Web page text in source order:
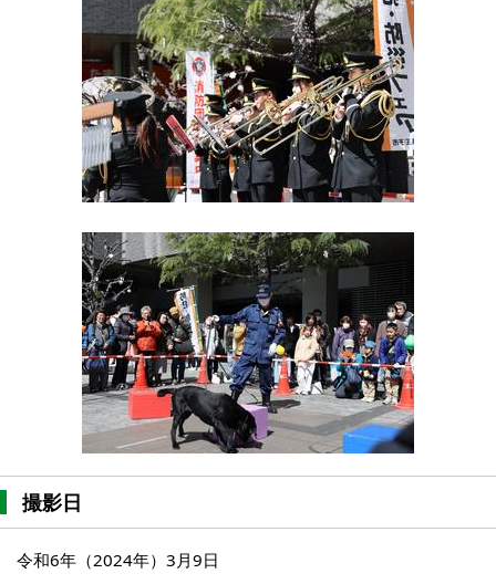
撮影日
令和6年（2024年）3月9日